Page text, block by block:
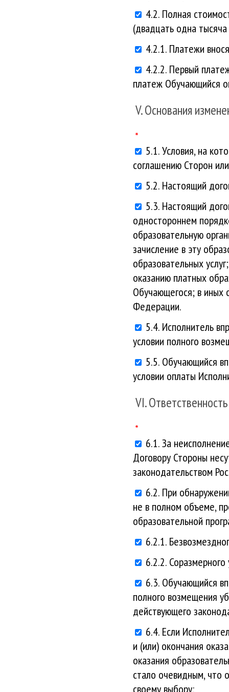
4.2. Полная
(двадцать одна
4.2.1. Платежи
4.2.2. Первый
платеж Обучающийся
V. Основания
5.1. Условия, на
соглашению Сторон
5.2. Настоящий
5.3. Настоящий
одностороннем
образовательную
зачисление в эту
образовательных
оказанию платных
Обучающегося; в иных
Федерации.
5.4. Исполнитель
условии полного
5.5. Обучающийся
условии оплаты
VI.
6.1. За
Договору Стороны
законодательством
6.2. При
не в полном объеме,
образовательной
6.2.1.
6.2.2.
6.3. Обучающийся
полного возмещения
действующего
6.4. Если
и (или) окончания
оказания
стало очевидным, что
своему выбору: